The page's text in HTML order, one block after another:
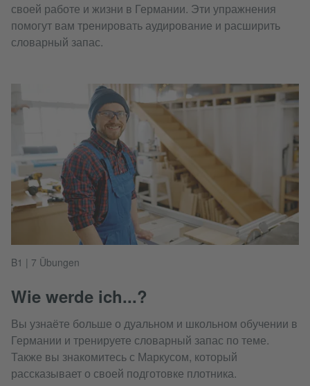
своей работе и жизни в Германии. Эти упражнения
помогут вам тренировать аудирование и расширить
словарный запас.
B1 | 7 Übungen
Wie werde ich...?
Вы узнаёте больше о дуальном и школьном обучении в
Германии и тренируете словарный запас по теме.
Также вы знакомитесь с Маркусом, который
рассказывает о своей подготовке плотника.